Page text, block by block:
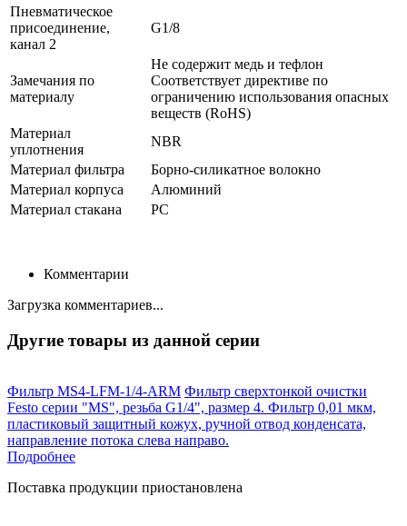
Пневматическое
присоединение,
канал 2
G1/8
Замечания по
материалу
Не содержит медь и тефлон
Соответствует директиве по
ограничению использования опасных
веществ (RoHS)
Материал
уплотнения
NBR
Материал фильтра
Борно-силикатное волокно
Материал корпуса
Алюминий
Материал стакана
PC
Комментарии
Загрузка комментариев...
Другие товары из данной серии
Фильтр MS4-LFM-1/4-ARM Фильтр сверхтонкой очистки
Festo серии "MS", резьба G1/4", размер 4. Фильтр 0,01 мкм,
пластиковый защитный кожух, ручной отвод конденсата,
направление потока слева направо.
Подробнее
Поставка продукции приостановлена